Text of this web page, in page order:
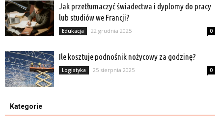
Jak przetłumaczyć świadectwa i dyplomy do pracy
lub studiów we Francji?
Edukacja 22 grudnia 2025 0
Ile kosztuje podnośnik nożycowy za godzinę?
Logistyka 25 sierpnia 2025 0
Kategorie